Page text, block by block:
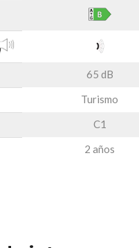
65 dB
Turismo
C1
2 años